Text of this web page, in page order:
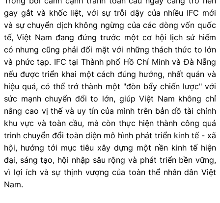
gay gắt và khốc liệt, với sự trỗi dậy của nhiều IFC mới
và sự chuyển dịch không ngừng của các dòng vốn quốc
tế, Việt Nam đang đứng trước một cơ hội lịch sử hiếm
có nhưng cũng phải đối mặt với những thách thức to lớn
và phức tạp. IFC tại Thành phố Hồ Chí Minh và Đà Nẵng
nếu được triển khai một cách đúng hướng, nhất quán và
hiệu quả, có thể trở thành một "đòn bẩy chiến lược" với
sức mạnh chuyển đổi to lớn, giúp Việt Nam không chỉ
nâng cao vị thế và uy tín của mình trên bản đồ tài chính
khu vực và toàn cầu, mà còn thực hiện thành công quá
trình chuyển đổi toàn diện mô hình phát triển kinh tế - xã
hội, hướng tới mục tiêu xây dựng một nền kinh tế hiện
đại, sáng tạo, hội nhập sâu rộng và phát triển bền vững,
vì lợi ích và sự thịnh vượng của toàn thể nhân dân Việt
Nam.